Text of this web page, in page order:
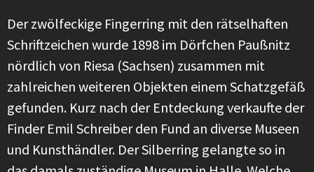
Der zwölfeckige Fingerring mit den rätselhaften
Schriftzeichen wurde 1898 im Dörfchen Paußnitz
nördlich von Riesa (Sachsen) zusammen mit
zahlreichen weiteren Objekten einem Schatzgefäß
gefunden. Kurz nach der Entdeckung verkaufte der
Finder Emil Schreiber den Fund an diverse Museen
und Kunsthändler. Der Silberring gelangte so in